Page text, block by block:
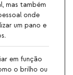
mas também
onde
um pano e
em função
o brilho ou